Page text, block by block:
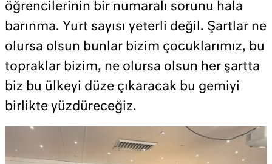
öğrencilerinin bir numaralı sorunu hala
barınma. Yurt sayısı yeterli değil. Şartlar ne
olursa olsun bunlar bizim çocuklarımız, bu
topraklar bizim, ne olursa olsun her şartta
biz bu ülkeyi düze çıkaracak bu gemiyi
birlikte yüzdüreceğiz.